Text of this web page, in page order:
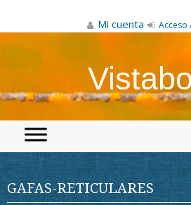
Mi cuenta Acceso
GAFAS-RETICULARES